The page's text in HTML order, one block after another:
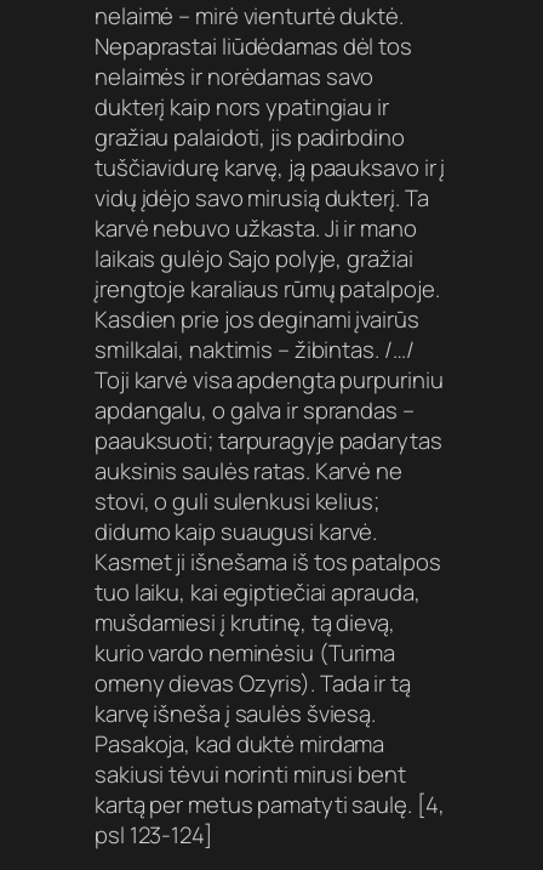
nelaimė – mirė vienturtė duktė.
Nepaprastai liūdėdamas dėl tos
nelaimės ir norėdamas savo
dukterį kaip nors ypatingiau ir
gražiau palaidoti, jis padirbdino
tuščiavidurę karvę, ją paauksavo ir į
vidų įdėjo savo mirusią dukterį. Ta
karvė nebuvo užkasta. Ji ir mano
laikais gulėjo Sajo polyje, gražiai
įrengtoje karaliaus rūmų patalpoje.
Kasdien prie jos deginami įvairūs
smilkalai, naktimis – žibintas. /…/
Toji karvė visa apdengta purpuriniu
apdangalu, o galva ir sprandas –
paauksuoti; tarpuragyje padarytas
auksinis saulės ratas. Karvė ne
stovi, o guli sulenkusi kelius;
didumo kaip suaugusi karvė.
Kasmet ji išnešama iš tos patalpos
tuo laiku, kai egiptiečiai aprauda,
mušdamiesi į krutinę, tą dievą,
kurio vardo neminėsiu (Turima
omeny dievas Ozyris). Tada ir tą
karvę išneša į saulės šviesą.
Pasakoja, kad duktė mirdama
sakiusi tėvui norinti mirusi bent
kartą per metus pamatyti saulę. [4,
psl 123-124]